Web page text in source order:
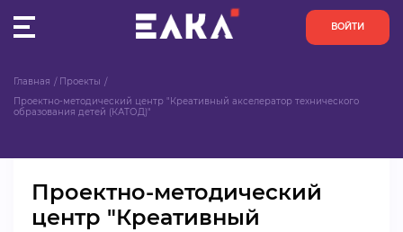
ВОЙТИ
ПУЛЬС
ОРГАНИЗАЦИИ
Главная
Проекты
Проектно-методический центр "Креативный акселератор технического
образования детей (КАТОД)"
Проектно-методический
центр "Креативный